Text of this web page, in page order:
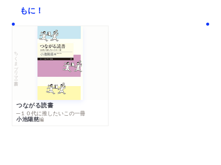
もに！
ちくまプリマー新書
つながる読書
─１０代に推したいこの一冊
小池陽慈編